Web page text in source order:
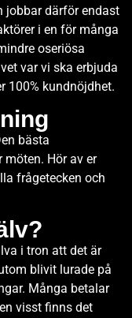
jobbar därför endast
i en för många
oseriösa
var vi ska erbjuda
100% kundnöjdhet.
bästa
Hör av er
frågetecken och
i tron att det är
blivit lurade på
Många betalar
visst finns det